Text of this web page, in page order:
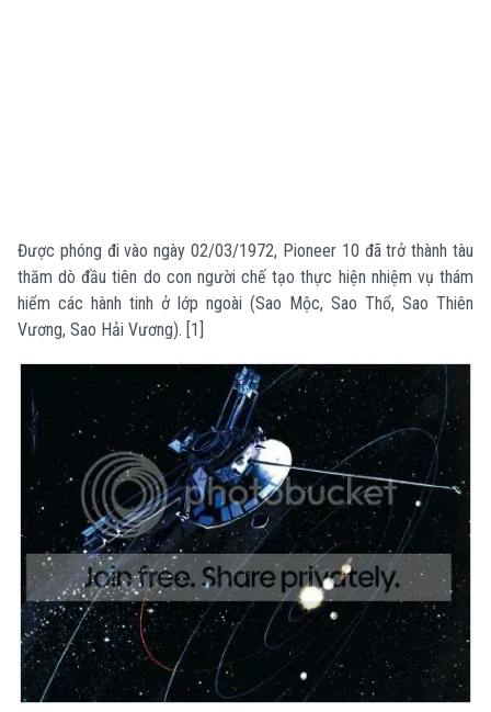
Được phóng đi vào ngày 02/03/1972, Pioneer 10 đã trở thành tàu
thăm dò đầu tiên do con người chế tạo thực hiện nhiệm vụ thám
hiểm các hành tinh ở lớp ngoài (Sao Mộc, Sao Thổ, Sao Thiên
Vương, Sao Hải Vương). [1]